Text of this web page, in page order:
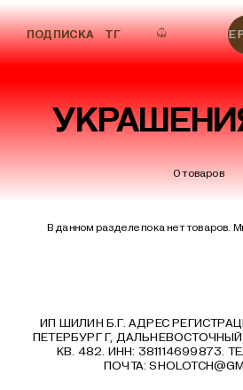
ПОДПИСКА ТГ
0 товаров
В данном разделе пока нет товаров.
ИП ШИЛИН Б.Г. АДРЕС
ПЕТЕРБУРГ Г, ДАЛЬНЕВОСТОЧНЫЙ
КВ. 482. ИНН: 381114699873.
ПОЧТА: